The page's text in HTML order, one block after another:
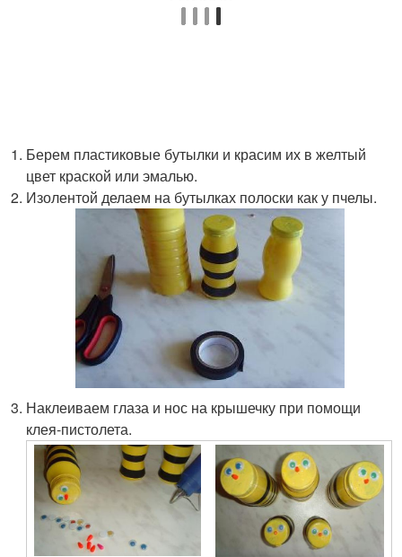
Берем пластиковые бутылки и красим их в желтый
цвет краской или эмалью.
Изолентой делаем на бутылках полоски как у пчелы.
Наклеиваем глаза и нос на крышечку при помощи
клея-пистолета.